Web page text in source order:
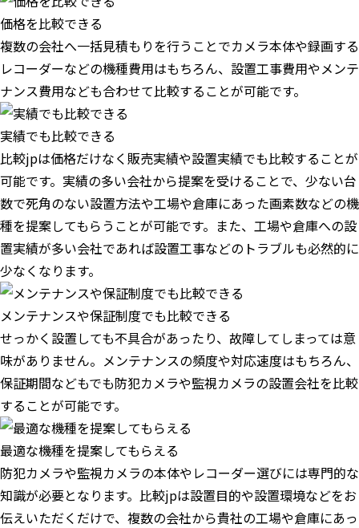
価格を比較できる
複数の会社へ一括見積もりを行うことでカメラ本体や録画する
レコーダーなどの機種費用はもちろん、設置工事費用やメンテ
ナンス費用なども合わせて比較することが可能です。
実績でも比較できる
比較jpは価格だけなく販売実績や設置実績でも比較することが
可能です。実績の多い会社から提案を受けることで、少ない台
数で死角のない設置方法や工場や倉庫にあった画素数などの機
種を提案してもらうことが可能です。また、工場や倉庫への設
置実績が多い会社であれば設置工事などのトラブルも必然的に
少なくなります。
メンテナンスや保証制度でも比較できる
せっかく設置しても不具合があったり、故障してしまっては意
味がありません。メンテナンスの頻度や対応速度はもちろん、
保証期間などもでも防犯カメラや監視カメラの設置会社を比較
することが可能です。
最適な機種を提案してもらえる
防犯カメラや監視カメラの本体やレコーダー選びには専門的な
知識が必要となります。比較jpは設置目的や設置環境などをお
伝えいただくだけで、複数の会社から貴社の工場や倉庫にあっ